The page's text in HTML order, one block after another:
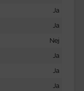
Ja
Ja
Nej
Ja
Ja
Ja